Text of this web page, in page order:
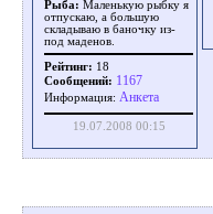
Рыба: Маленькую рыбку я
отпускаю, а большую
складываю в баночку из-
под маденов.
Рейтинг: 18
Сообщений: 1167
Информация: Aнкета
19.07.2008 00:15